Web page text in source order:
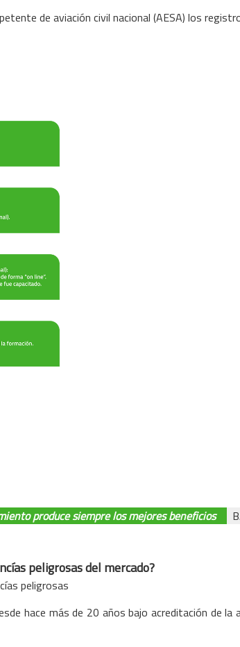
de aviación civil nacional (AESA) los
produce siempre los mejores beneficios
peligrosas del mercado?
peligrosas
hace más de 20 años bajo acreditación de